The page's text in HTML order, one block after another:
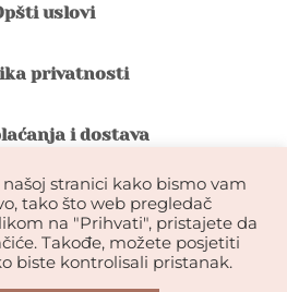
uslovi
privatnosti
i dostava
i povrat robe
kvalitet ekstenzija
stranici kako bismo vam
tako što web pregledač
na "Prihvati", pristajete da
Takođe, možete posjetiti
biste kontrolisali pristanak.